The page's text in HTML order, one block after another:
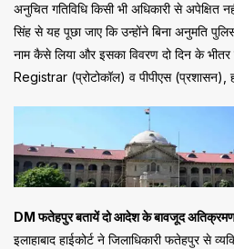
अनुचित गतिविधि किसी भी अधिकारी से अपेक्षित
सिंह से यह पूछा जाए कि उन्होंने बिना अनुमति
नाम कैसे लिया और इसका विवरण दो दिन के भीतर
Registrar (प्रोटोकॉल) व पीपीएस (प्रशासन),
DM फतेहपुर बतायें दो आदेश के बावजूद अतिक्रमण
इलाहाबाद हाईकोर्ट ने जिलाधिकारी फतेहपुर से